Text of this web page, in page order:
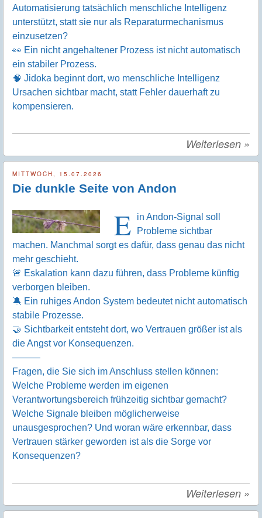
Automatisierung tatsächlich menschliche Intelligenz
unterstützt, statt sie nur als Reparaturmechanismus
einzusetzen?
👀 Ein nicht angehaltener Prozess ist nicht automatisch
ein stabiler Prozess.
🧠 Jidoka beginnt dort, wo menschliche Intelligenz
Ursachen sichtbar macht, statt Fehler dauerhaft zu
kompensieren.
Weiterlesen »
MITTWOCH, 15.07.2026
Die dunkle Seite von Andon
E
in Andon-Signal soll
Probleme sichtbar
machen. Manchmal sorgt es dafür, dass genau das nicht
mehr geschieht.
🚨 Eskalation kann dazu führen, dass Probleme künftig
verborgen bleiben.
🔕 Ein ruhiges Andon System bedeutet nicht automatisch
stabile Prozesse.
🤝 Sichtbarkeit entsteht dort, wo Vertrauen größer ist als
die Angst vor Konsequenzen.
———
Fragen, die Sie sich im Anschluss stellen können:
Welche Probleme werden im eigenen
Verantwortungsbereich frühzeitig sichtbar gemacht?
Welche Signale bleiben möglicherweise
unausgesprochen? Und woran wäre erkennbar, dass
Vertrauen stärker geworden ist als die Sorge vor
Konsequenzen?
Weiterlesen »